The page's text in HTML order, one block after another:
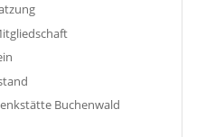
Buchenwald